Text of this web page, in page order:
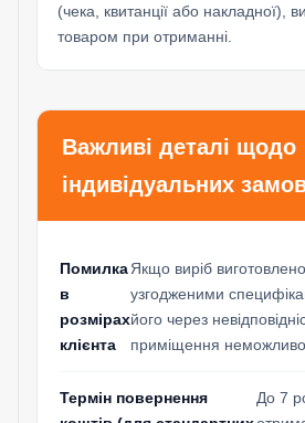
(чека, квитанції або накладної),
товаром при отриманні.
Важливі деталі щодо
індивідуальних
Помилка
в
розмірах
клієнта
Якщо виріб
узгодженими
його через
приміщення неможливо
Термін повернення
До 7